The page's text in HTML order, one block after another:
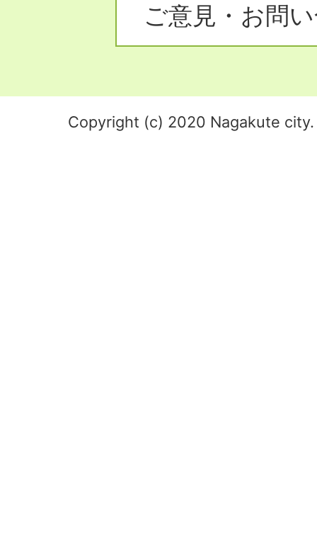
ご意見・お問
Copyright (c) 2020 Nagakute